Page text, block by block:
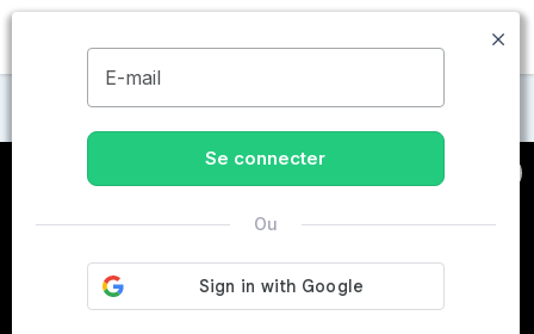
MENU
Maisons de retraite à Champagne-Mouton
E-mail
Se connecter
Ou